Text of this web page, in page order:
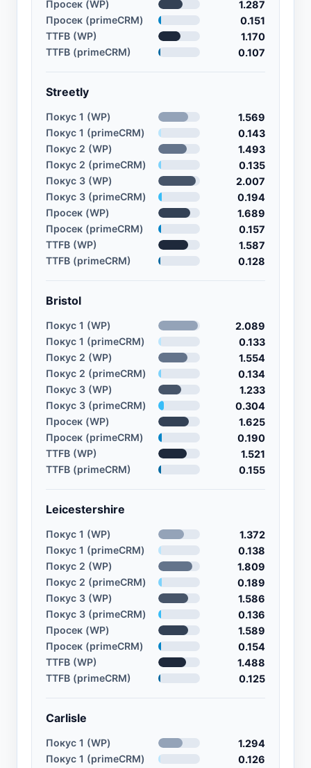
Просек (WP)
1.287
Просек (primeCRM)
0.151
TTFB (WP)
1.170
TTFB (primeCRM)
0.107
Streetly
Покус 1 (WP)
1.569
Покус 1 (primeCRM)
0.143
Покус 2 (WP)
1.493
Покус 2 (primeCRM)
0.135
Покус 3 (WP)
2.007
Покус 3 (primeCRM)
0.194
Просек (WP)
1.689
Просек (primeCRM)
0.157
TTFB (WP)
1.587
TTFB (primeCRM)
0.128
Bristol
Покус 1 (WP)
2.089
Покус 1 (primeCRM)
0.133
Покус 2 (WP)
1.554
Покус 2 (primeCRM)
0.134
Покус 3 (WP)
1.233
Покус 3 (primeCRM)
0.304
Просек (WP)
1.625
Просек (primeCRM)
0.190
TTFB (WP)
1.521
TTFB (primeCRM)
0.155
Leicestershire
Покус 1 (WP)
1.372
Покус 1 (primeCRM)
0.138
Покус 2 (WP)
1.809
Покус 2 (primeCRM)
0.189
Покус 3 (WP)
1.586
Покус 3 (primeCRM)
0.136
Просек (WP)
1.589
Просек (primeCRM)
0.154
TTFB (WP)
1.488
TTFB (primeCRM)
0.125
Carlisle
Покус 1 (WP)
1.294
Покус 1 (primeCRM)
0.126